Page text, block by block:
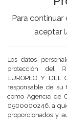
Para
aceptar
Los datos
protección del
EUROPEO Y DEL
responsable de su
como Agencia de
0500000246, a
proporcionados y